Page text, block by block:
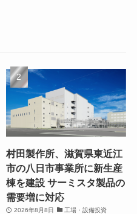
村田製作所、滋賀県東近江
市の八日市事業所に新生産
棟を建設 サーミスタ製品の
需要増に対応
2026年8月8日 工場・設備投資